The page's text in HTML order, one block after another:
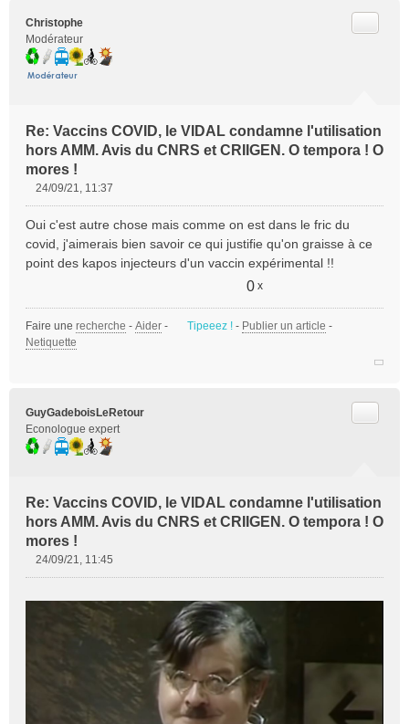
Christophe
Modérateur
Re: Vaccins COVID, le VIDAL condamne l'utilisation
hors AMM. Avis du CNRS et CRIIGEN. O tempora ! O
mores !
s
s
a
o
n
24/09/21, 11:37
Oui c'est autre chose mais comme on est dans le fric du
covid, j'aimerais bien savoir ce qui justifie qu'on graisse à ce
point des kapos injecteurs d'un vaccin expérimental !!
0 x
Faire une recherche - Aider - Tipeeez ! - Publier un article -
Netiquette
GuyGadeboisLeRetour
Econologue expert
Re: Vaccins COVID, le VIDAL condamne l'utilisation
hors AMM. Avis du CNRS et CRIIGEN. O tempora ! O
mores !
s
24/09/21, 11:45